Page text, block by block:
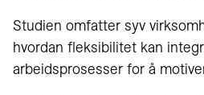
Studien omfatter syv
hvordan fleksibilitet kan
arbeidsprosesser for å